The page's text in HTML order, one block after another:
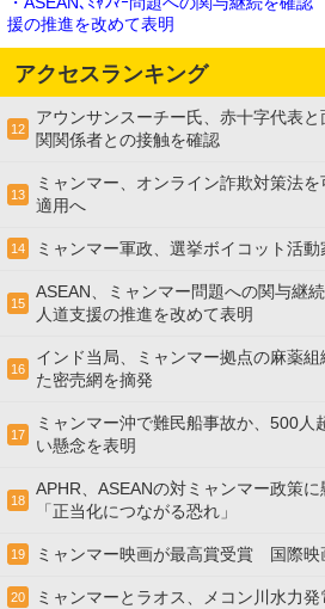
援の推進を改めて表明
アクセスランキング
12
アウンサンスーチー氏、赤十字代表
関関係者との接触を確認
13
ミャンマー、オンライン詐欺対策法
適用へ
14 ミャンマー軍政、選挙ボイコット活
15
ASEAN、ミャンマー問題への関与継
人道支援の推進を改めて表明
16
インド当局、ミャンマー拠点の麻薬
た密売網を摘発
17
ミャンマー沖で難民船事故か、500
い懸念を表明
18
APHR、ASEANの対ミャンマー政策
「正当化につながる恐れ」
19 ミャンマー映画が最高賞受賞 国際映
20 ミャンマーとラオス、メコン川水力